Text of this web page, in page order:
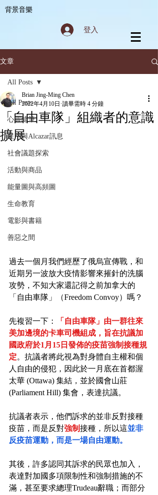
背景音樂
登入
文章
All Posts
心靈隨筆
星門與Alcazar訊息
社會議題探索
活動與商品
能量圖與高頻圖
生命教育
電影與書籍
善惡之間
All Posts
「自由車隊」組織者的意識
擴展
Brian Jing-Ming Chen
2022年4月10日 讀畢需時 4 分鐘
過去一個月我們經歷了俄烏宣傳戰，和
近期另一波放大疫情影響來摧針的洗腦
攻勢，不知大家還記得之前加拿大的
「自由車隊」（Freedom Convoy）嗎？
先複習一下：
「自由車隊」由一群往來
美加邊境的卡車司機組成，旨在抗議加
國政府於1月15日發佈的疫苗強制接種規
定。抗議者將此視為對身體自主權和個
人自由的侵犯，因此於一月底在首都渥
太華 (Ottawa) 集結，並於國會山莊
(Parliament Hill) 集會，表達抗議。
抗議者表示，他們訴求的並非反對接種
疫苗，而是反對強制接種，所以這並非
反疫苗運動，而是一場自由運動。
其後，許多認同其訴求的民眾也加入，
表達對加國多項限制性和強制措施的不
滿，甚至要求總理Trudeau辭職；而部分